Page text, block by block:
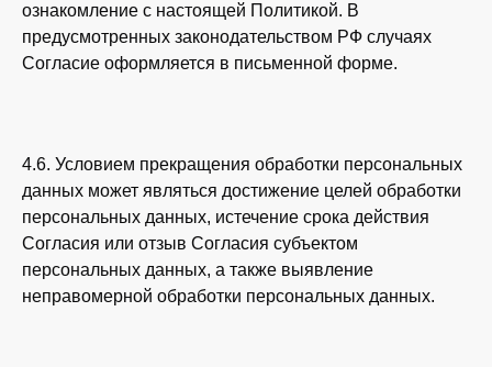
ознакомление с настоящей Политикой. В
предусмотренных законодательством РФ случаях
Согласие оформляется в письменной форме.
4.6. Условием прекращения обработки персональных
данных может являться достижение целей обработки
персональных данных, истечение срока действия
Согласия или отзыв Согласия субъектом
персональных данных, а также выявление
неправомерной обработки персональных данных.